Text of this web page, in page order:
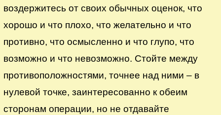
воздержитесь от своих обычных оценок, что
хорошо и что плохо, что желательно и что
противно, что осмысленно и что глупо, что
возможно и что невозможно. Стойте между
противоположностями, точнее над ними – в
нулевой точке, заинтересованно к обеим
сторонам операции, но не отдавайте